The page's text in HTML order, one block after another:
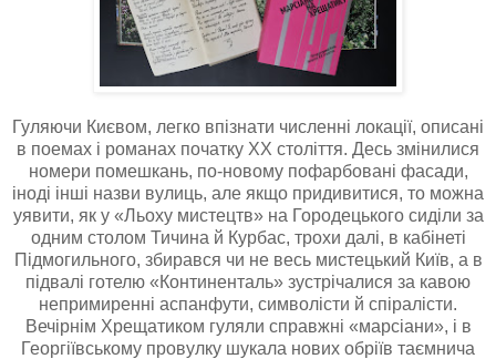
Гуляючи Києвом, легко впізнати численні локації, описані
в поемах і романах початку ХХ століття. Десь змінилися
номери помешкань, по-новому пофарбовані фасади,
іноді інші назви вулиць, але якщо придивитися, то можна
уявити, як у «Льоху мистецтв» на Городецького сиділи за
одним столом Тичина й Курбас, трохи далі, в кабінеті
Підмогильного, збирався чи не весь мистецький Київ, а в
підвалі готелю «Континенталь» зустрічалися за кавою
непримиренні аспанфути, символісти й спіралісти.
Вечірнім Хрещатиком гуляли справжні «марсіани», і в
Георгіївському провулку шукала нових обріїв таємнича